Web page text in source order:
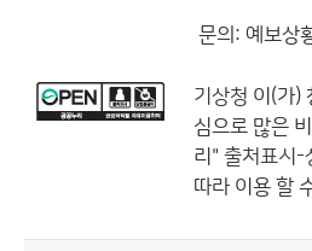
문의: 예보상
기상청 이(가)
심으로 많은
리" 출처표시-
따라 이용 할